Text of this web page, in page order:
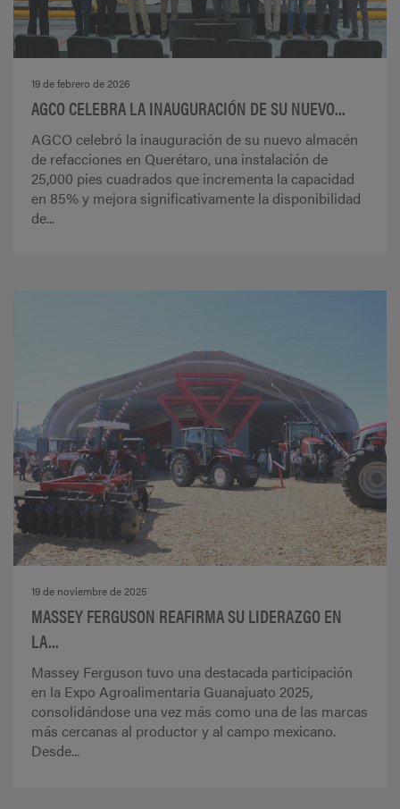
19 de febrero de 2026
AGCO CELEBRA LA INAUGURACIÓN DE SU NUEVO...
AGCO celebró la inauguración de su nuevo almacén
de refacciones en Querétaro, una instalación de
25,000 pies cuadrados que incrementa la capacidad
en 85% y mejora significativamente la disponibilidad
de...
19 de noviembre de 2025
MASSEY FERGUSON REAFIRMA SU LIDERAZGO EN
LA...
Massey Ferguson tuvo una destacada participación
en la Expo Agroalimentaria Guanajuato 2025,
consolidándose una vez más como una de las marcas
más cercanas al productor y al campo mexicano.
Desde...